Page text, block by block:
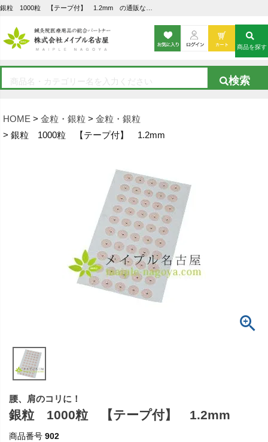
HOME 金粒・銀粒
金粒・銀粒
銀粒 1000粒 【テープ付】 1.2mm
商品を探す
腰、肩のコリに！
銀粒 1000粒 【テープ付】 1.2mm
商品番号 902